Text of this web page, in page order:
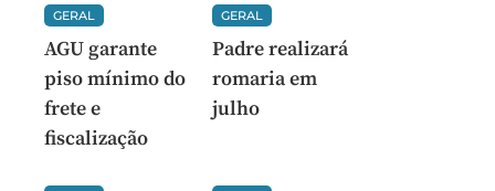
GERAL
AGU garante
piso mínimo do
frete e
fiscalização
GERAL
Padre realizará
romaria em
julho